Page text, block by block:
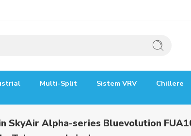
Multi-Split Sistem VRV Chillere
Alpha-series Bluevolution